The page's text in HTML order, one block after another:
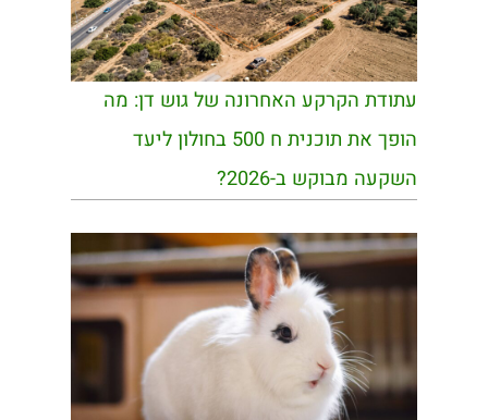
עתודת הקרקע האחרונה של גוש דן: מה
הופך את תוכנית ח 500 בחולון ליעד
השקעה מבוקש ב-2026?